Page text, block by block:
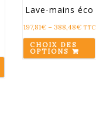
Lave-mains éco
197,81€– 388,48€ TTC
CHOIX DES
OPTIONS